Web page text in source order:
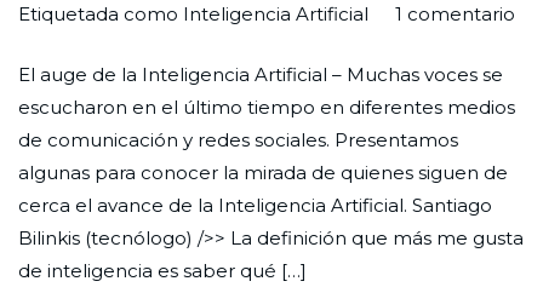
Por
Ciudad
Nueva
Publicada
27
de
abril
de
2023
Publicada
Análisis
Etiquetada como Inteligencia Artificial 1 comentarioen
El auge de la Inteligencia Artificial – Muchas voces se
escucharon en el último tiempo en diferentes medios
de comunicación y redes sociales. Presentamos
algunas para conocer la mirada de quienes siguen de
cerca el avance de la Inteligencia Artificial. Santiago
Bilinkis (tecnólogo) />> La definición que más me gusta
de inteligencia es saber qué […]